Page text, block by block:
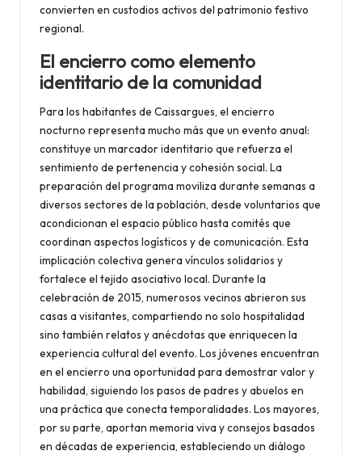
convierten en custodios activos del patrimonio festivo
regional.
El encierro como elemento
identitario de la comunidad
Para los habitantes de Caissargues, el encierro
nocturno representa mucho más que un evento anual:
constituye un marcador identitario que refuerza el
sentimiento de pertenencia y cohesión social. La
preparación del programa moviliza durante semanas a
diversos sectores de la población, desde voluntarios que
acondicionan el espacio público hasta comités que
coordinan aspectos logísticos y de comunicación. Esta
implicación colectiva genera vínculos solidarios y
fortalece el tejido asociativo local. Durante la
celebración de 2015, numerosos vecinos abrieron sus
casas a visitantes, compartiendo no solo hospitalidad
sino también relatos y anécdotas que enriquecen la
experiencia cultural del evento. Los jóvenes encuentran
en el encierro una oportunidad para demostrar valor y
habilidad, siguiendo los pasos de padres y abuelos en
una práctica que conecta temporalidades. Los mayores,
por su parte, aportan memoria viva y consejos basados
en décadas de experiencia, estableciendo un diálogo